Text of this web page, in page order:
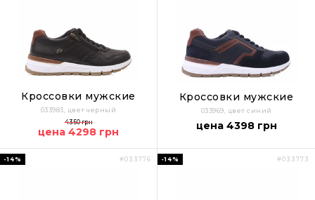
Кроссовки мужские
033983, цвет черный
4350 грн
цена 4298 грн
Кроссовки мужские
033969, цвет синий
цена 4398 грн
#033776
-14% #033773
-14%